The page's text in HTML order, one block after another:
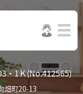
・1Ｋ(No.412565)
畑町20-13